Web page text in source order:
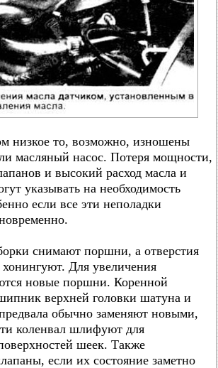
низкое то, возможно, изношены
масляный насос. Потеря мощности,
и высокий расход масла и
указывать на необходимость
если все эти неполадки
снимают поршни, а отверстия
Для увеличения
новые поршни. Коренной
верхней головки шатуна и
обычно заменяют новыми,
коленвал шлифуют для
шеек. Также
если их состояние заметно